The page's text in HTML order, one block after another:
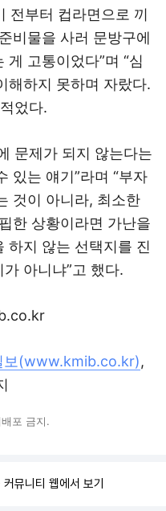
전부터 컵라면으로 끼
비물을 사러 문방구에
고통이었다”며 “심
해하지 못하며 자랐다.
었다.
문제가 되지 않는다는
있는 얘기”라며 “부자
것이 아니라, 최소한
한 상황이라면 가난을
하지 않는 선택지를 진
아니냐”고 했다.
보(www.kmib.co.kr),
포 금지.
뮤니티 웹에서 보기